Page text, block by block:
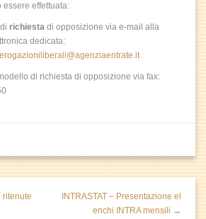
essere effettuata:
richiesta di opposizione via e-mail alla
dedicata:
di richiesta di opposizione via fax:
ritenute
INTRASTAT – Presentazione el
enchi INTRA mensili →